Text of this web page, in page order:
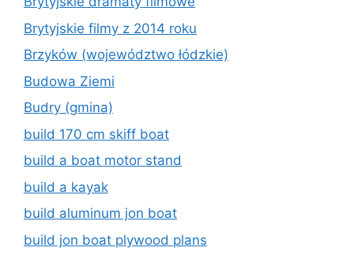
Brytyjskie filmy z 2014 roku
Brzyków (województwo łódzkie)
Budowa Ziemi
Budry (gmina)
build 170 cm skiff boat
build a boat motor stand
build a kayak
build aluminum jon boat
build jon boat plywood plans